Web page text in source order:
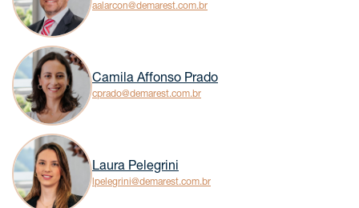
aalarcon@demarest.com.br
Camila Affonso Prado
cprado@demarest.com.br
Laura Pelegrini
lpelegrini@demarest.com.br